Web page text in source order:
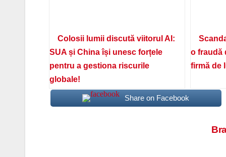
Colosii lumii discută viitorul AI:
SUA și China își unesc forțele
pentru a gestiona riscurile
globale!
o fraudă
firmă de
Share on Facebook